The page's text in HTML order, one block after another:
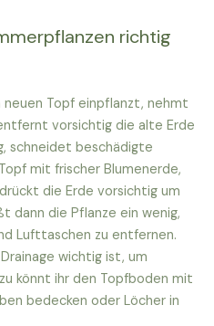
richtig
neuen Topf einpflanzt, nehmt
vorsichtig die alte Erde
schneidet beschädigte
mit frischer Blumenerde,
die Erde vorsichtig um
dann die Pflanze ein wenig,
Lufttaschen zu entfernen.
wichtig ist, um
könnt ihr den Topfboden mit
bedecken oder Löcher in